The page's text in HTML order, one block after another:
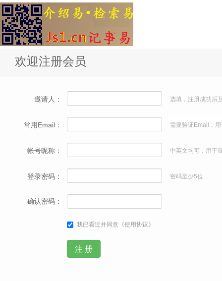
欢迎注册会员
邀请人： 选填，注册成功后
常用Email： 需要验证Email，
帐号昵称： 中英文均可，用于
登录密码： 密码至少5位
确认密码：
我已看过并同意《使用协议》